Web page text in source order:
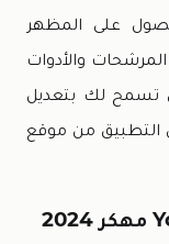
على المظهر
والأدوات
تسمح لك بتعديل
التطبيق من موقع